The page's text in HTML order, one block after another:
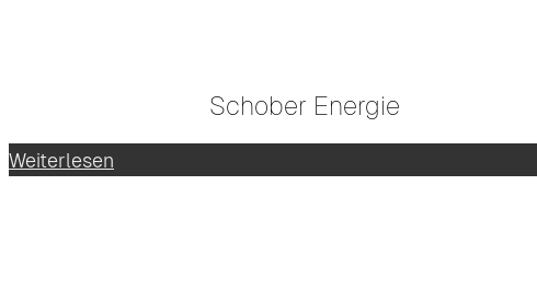
Schober Energie
Weiterlesen